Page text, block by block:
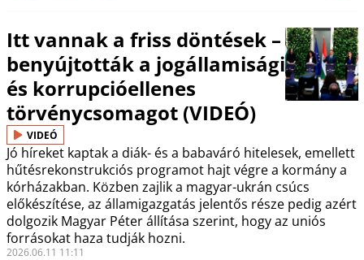
Itt vannak a friss döntések –
benyújtották a jogállamisági
és korrupcióellenes
törvénycsomagot (VIDEÓ)
VIDEÓ
Jó híreket kaptak a diák- és a babaváró hitelesek, emellett
hűtésrekonstrukciós programot hajt végre a kormány a
kórházakban. Közben zajlik a magyar-ukrán csúcs
előkészítése, az államigazgatás jelentős része pedig azért
dolgozik Magyar Péter állítása szerint, hogy az uniós
forrásokat haza tudják hozni.
2026.06.11 11:11